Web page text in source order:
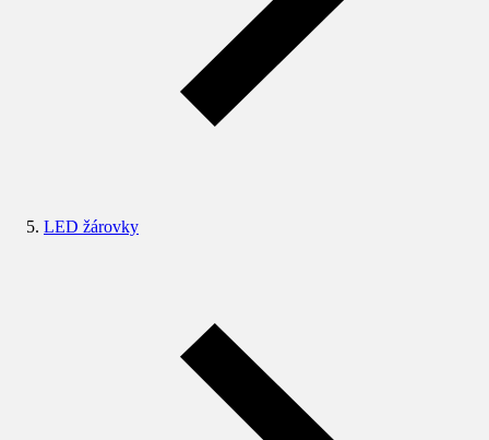
LED žárovky